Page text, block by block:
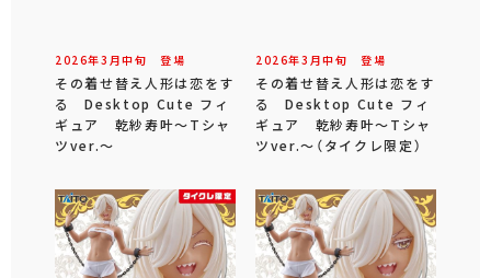
2026年3 月中旬 登場
その着せ替え人形は恋をす
る Desktop Cute フィ
ギュア 乾紗寿叶～Tシャ
ツver.～
2026年3 月中旬 登場
その着せ替え人形は恋をす
る Desktop Cute フィ
ギュア 乾紗寿叶～Tシャ
ツver.～（タイクレ限定）